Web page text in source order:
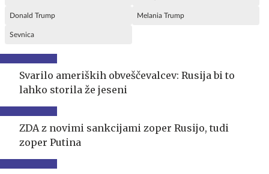
Donald Trump Melania Trump
Sevnica
Svarilo ameriških obveščevalcev: Rusija bi to
lahko storila že jeseni
ZDA z novimi sankcijami zoper Rusijo, tudi
zoper Putina